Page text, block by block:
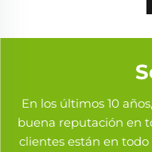
En los últimos 10
buena reputación en
clientes están en